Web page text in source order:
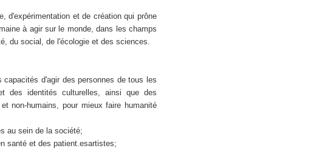
d'expérimentation et de création qui prône
à agir sur le monde, dans les champs
du social, de l'écologie et des sciences.
d'agir des personnes de tous les
des identités culturelles, ainsi que des
non-humains, pour mieux faire humanité
au sein de la société;
santé et des patient.esartistes;